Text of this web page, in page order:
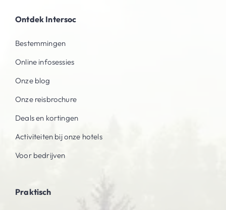
Ontdek Intersoc
Bestemmingen
Online infosessies
Onze blog
Onze reisbrochure
Deals en kortingen
Activiteiten bij onze hotels
Voor bedrijven
Praktisch